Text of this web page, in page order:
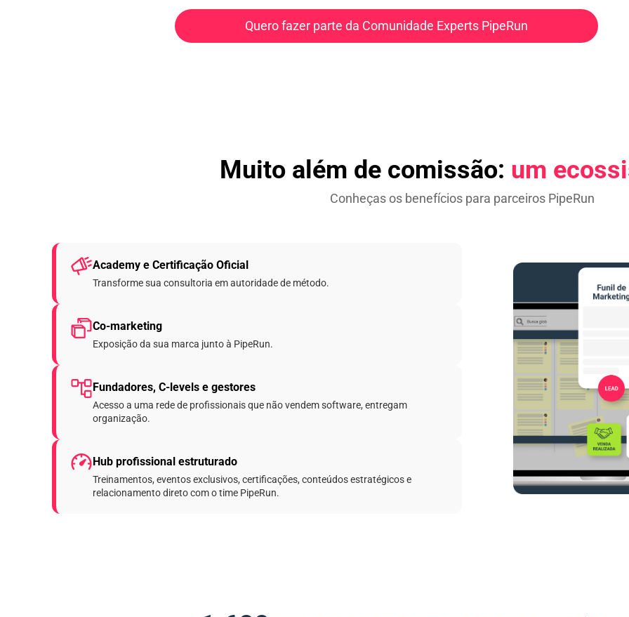
Quero fazer parte da Comunidade Experts PipeRun
Muito além de comissão: um
Conheças os benefícios para parceiros PipeRun
Academy e Certificação Oficial
Transforme sua consultoria em autoridade de método.
Co-marketing
Exposição da sua marca junto à PipeRun.
Fundadores, C-levels e gestores
Acesso a uma rede de profissionais que não vendem software, entregam
organização.
Hub profissional estruturado
Treinamentos, eventos exclusivos, certificações, conteúdos estratégicos e
relacionamento direto com o time PipeRun.